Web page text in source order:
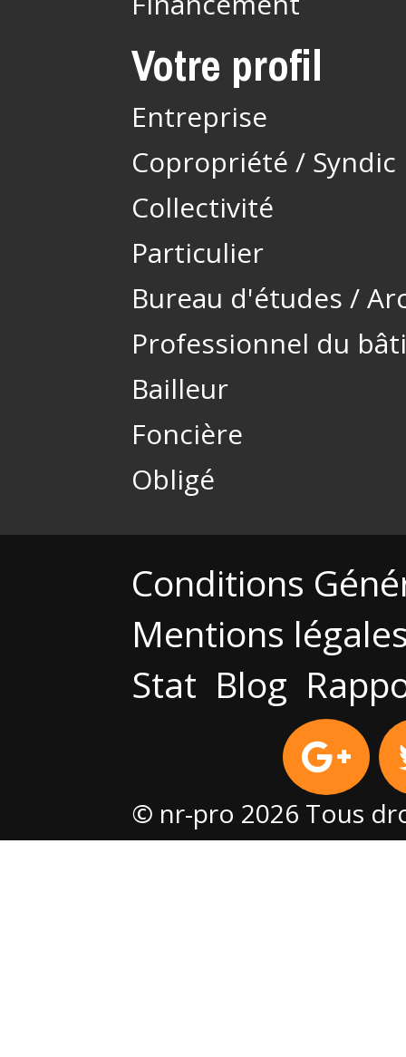
Votre profil
Entreprise
Copropriété / Syndic
Collectivité
Particulier
Bureau d'études /
Professionnel du
Bailleur
Foncière
Obligé
Conditions
Mentions
Stat Blog
© nr-pro 2026 Tous